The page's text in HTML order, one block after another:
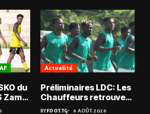
du
Zam
Actualité
Préliminaires LDC: Les
Chauffeurs retrouvent
les Mimos
BYFOOT.TG 6 AOÛT 2026